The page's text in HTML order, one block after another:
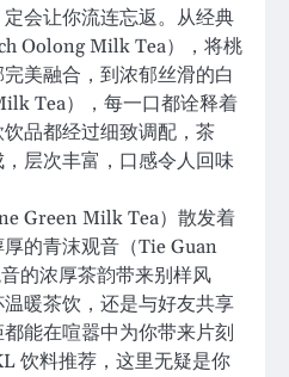
会让你流连忘返。从经典
Oolong Milk Tea），将桃
美融合，到浓郁丝滑的白
Tea），每一口都诠释着
品都经过细致调配，茶
层次丰富，口感令人回味
Green Milk Tea）散发着
的青沫观音（Tie Guan
的浓厚茶韵带来别样风
暖茶饮，还是与好友共享
能在喧嚣中为你带来片刻
饮料推荐，这里无疑是你